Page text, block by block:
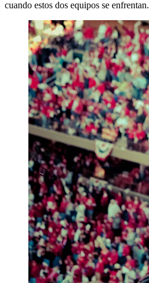
cuando estos dos equipos se enfrentan.